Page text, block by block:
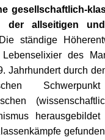
gesellschaftlich-
allseitigen und
ständige
des
Jahrhundert durch